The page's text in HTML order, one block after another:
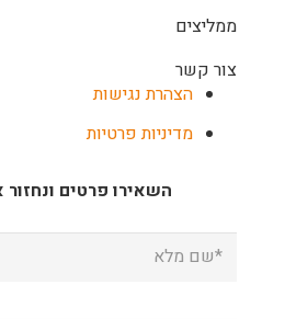
ממליצים
צור קשר
הצהרת נגישות
מדיניות פרטיות
השאירו פרטים